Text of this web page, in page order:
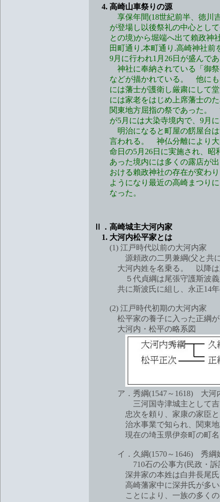
4. 高崎山車祭りの源
享保年間(18世紀前半、徳川吉
が登場し以後祭礼の中心として
との境)から堀端へ出て賴政神社
田町通り,本町通り.高崎神社前
9月に行われ1月26日が盛んであ
神社に奉納されている「御祭禮
などが描かれている。 他にも
には藩士が護衛し厳粛にして堂
には家老をはじめ上席藩士のた
関東地方屈指の祭であった。 節
が5月には大染寺境内で、9月に
明治になると町屋の餝屋台は江
言われる。 神仏分離により大染
命日の5月26日に実施され、昭
あった境内には多くの露店が出
おける賴政神社の存在が変わり
ようになり最近の高崎まつりに
なった。
Ⅱ．高崎城主大河内家
1. 大河内松平家とは
(1) 江戸時代以前の大河内家
源頼政の二男兼綱(父と共に宇
大河内姓を名乗る。 以降は政
５代貞綱は尾張守護斯波義達
共に斯波氏に組し、永正14年
(2) 江戸時代初期の大河内家
松平家の養子に入った正綱が
大河内・松平の略系図
ア．秀綱(1547～1618) 大河
三河国寺津城主として吉良家
忠次を頼り、家康の家臣とし
治水事業で知られ、関東地方
現在の埼玉県伊奈町の町名は
イ．久綱(1570～1646) 秀綱
710石の公事方(民政・訴訟担
深井家の本姓は白井長尾氏で
高崎藩家中に深井氏が多いの
ことにより、一族の多くの者